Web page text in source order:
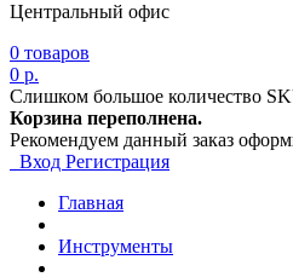
Центральный офис
0 товаров
0 р.
Слишком большое количество
Корзина переполнена.
Рекомендуем данный заказ
Вход Регистрация
Главная
Инструменты